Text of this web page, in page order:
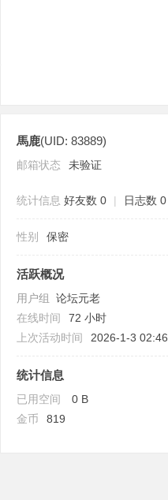
馬鹿(UID: 83889)
邮箱状态 未验证
统计信息 好友数 0 | 日志数 0
性别 保密
活跃概况
用户组 论坛元老
在线时间
72 小时
上次活动时间
2026-1-3 02:46
统计信息
已用空间 0 B
金币
819